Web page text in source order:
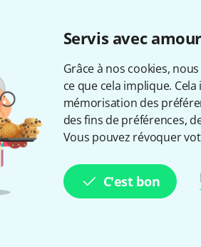
Servis avec
Grâce à nos cookies,
ce que cela implique.
mémorisation des
des fins de préférences,
Vous pouvez révoquer
C'est bon
Aimez-
Partager